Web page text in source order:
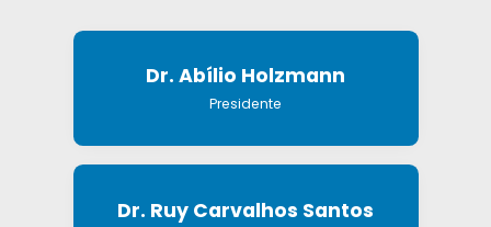
Dr. Abílio Holzmann
Presidente
Dr. Ruy Carvalhos Santos